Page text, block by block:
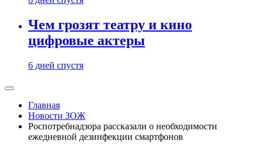
Чем грозят театру и кино
цифровые актеры
6 дней спустя
Главная
Новости ЗОЖ
Роспотребнадзора рассказали о необходимости
ежедневной дезинфекции смартфонов